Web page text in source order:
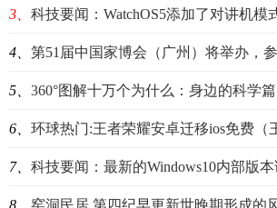
3、 科技要闻：WatchOS5添加了对讲机模式播客
4、 第51届中国家博会（广州）将举办，参展品
5、 360°图解十万个为什么：身边的科学
6、 环球热门:王者荣耀安卓迁移ios免费（王者
7、 科技要闻：最新的Windows10内部版本询问您计划
8、 窑洞民居 第四纪早更新世晚期形成的风成土